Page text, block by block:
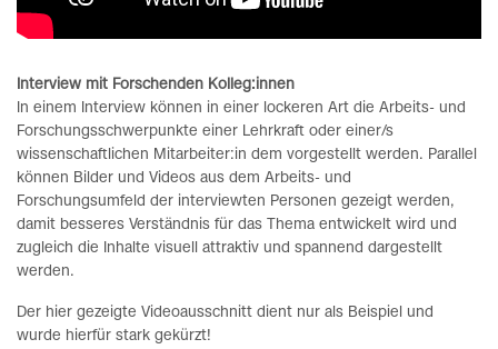
Interview mit Forschenden Kolleg:innen
In einem Interview können in einer lockeren Art die Arbeits- und
Forschungsschwerpunkte einer Lehrkraft oder einer/s
wissenschaftlichen Mitarbeiter:in dem vorgestellt werden. Parallel
können Bilder und Videos aus dem Arbeits- und
Forschungsumfeld der interviewten Personen gezeigt werden,
damit besseres Verständnis für das Thema entwickelt wird und
zugleich die Inhalte visuell attraktiv und spannend dargestellt
werden.
Der hier gezeigte Videoausschnitt dient nur als Beispiel und
wurde hierfür stark gekürzt!